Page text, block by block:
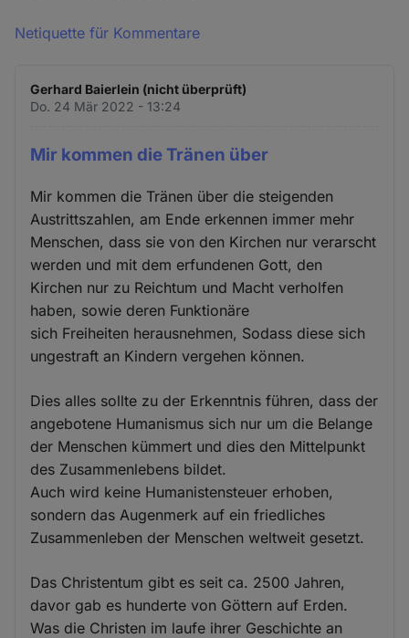
Netiquette für Kommentare
Gerhard Baierlein (nicht überprüft)
Do. 24 Mär 2022 - 13:24
Mir kommen die Tränen über
Mir kommen die Tränen über die steigenden
Austrittszahlen, am Ende erkennen immer mehr
Menschen, dass sie von den Kirchen nur verarscht
werden und mit dem erfundenen Gott, den
Kirchen nur zu Reichtum und Macht verholfen
haben, sowie deren Funktionäre
sich Freiheiten herausnehmen, Sodass diese sich
ungestraft an Kindern vergehen können.
Dies alles sollte zu der Erkenntnis führen, dass der
angebotene Humanismus sich nur um die Belange
der Menschen kümmert und dies den Mittelpunkt
des Zusammenlebens bildet.
Auch wird keine Humanistensteuer erhoben,
sondern das Augenmerk auf ein friedliches
Zusammenleben der Menschen weltweit gesetzt.
Das Christentum gibt es seit ca. 2500 Jahren,
davor gab es hunderte von Göttern auf Erden.
Was die Christen im laufe ihrer Geschichte an